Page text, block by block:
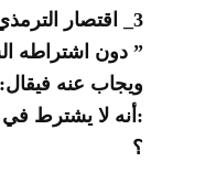
3_ اقتصار
” دون اشتراطه
ويجاب عنه
:أنه لا يشترط في
؟